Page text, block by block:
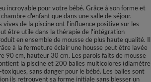
incroyable pour votre bébé. Grâce à son forme et
d'enfant que dans une salle de séjour.
vives de la piscine ont l'influence positive sur les
être utile dans la thérapie de l'intégration
en ensemble de mousse de plus haute qualité. Il
à la fermeture éclair une housse peut être lavée
90 cm, hauteur 30 cm. Les parois faits de mousse
la piscine et 200 balles multicolores (diamètre
sans danger pour le bébé. Les balles sont
ils retrouvent sa forme initiale sans blesser un